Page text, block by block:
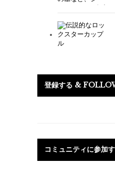
登録する &
コミュニティに参加